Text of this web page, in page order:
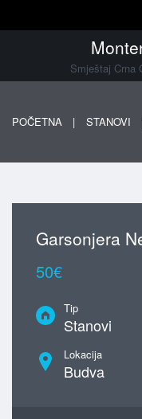
Smještaj Crna
POČETNA STANOVI
Garsonjera
50€
Tip
Stanovi
Lokacija
Budva